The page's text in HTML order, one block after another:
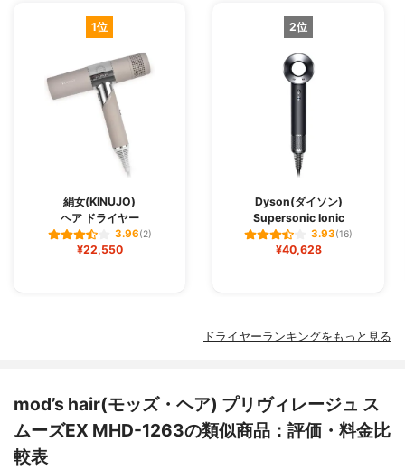
1位
絹女(KINUJO)
ヘア ドライヤー
3.96(2)
¥22,550
2位
Dyson(ダイソン)
Supersonic Ionic
3.93(16)
¥40,628
ドライヤーランキングをもっと見る
mod’s hair(モッズ・ヘア) プリヴィレージュ ス
ムーズEX MHD-1263の類似商品：評価・料金比
較表